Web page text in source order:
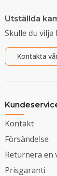
Utställda
Skulle du vilja
Kontakta
Kontakt
Försändelse
Returnera en
Prisgaranti